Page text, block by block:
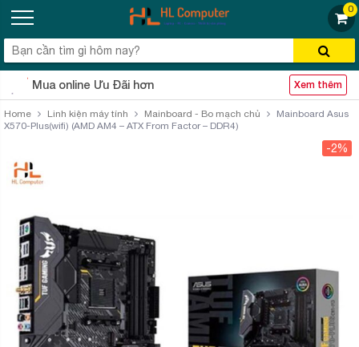
0
Mua online Ưu Đãi hơn Xem thêm
Home Linh kiện máy tính Mainboard - Bo mạch chủ
Mainboard Asus
X570-Plus(wifi) (AMD AM4 – ATX From Factor – DDR4)
-2%